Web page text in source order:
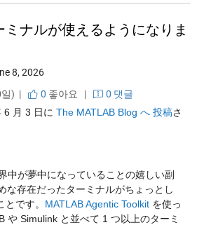
ミナルが使えるようになりま
8, 2026
일) |
0 좋아요 |
0 댓글
月 3 日に The MATLAB Blog へ 投稿さ
中が夢中になっていることの嬉しい副
な存在だったターミナルがちょっとし
とです。 MATLAB Agentic Toolkit を使っ
や Simulink と並べて 1 つ以上のターミ